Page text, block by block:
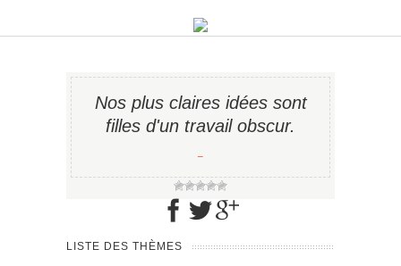
Nos plus claires idées sont
filles d'un travail obscur.
−
LISTE DES THÈMES